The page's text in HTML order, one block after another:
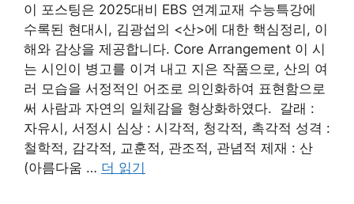
이 포스팅은 2025대비 EBS 연계교재 수능특강에
수록된 현대시, 김광섭의 <산>에 대한 핵심정리, 이
해와 감상을 제공합니다. Core Arrangement 이 시
는 시인이 병고를 이겨 내고 지은 작품으로, 산의 여
러 모습을 서정적인 어조로 의인화하여 표현함으로
써 사람과 자연의 일체감을 형상화하였다. 갈래 :
자유시, 서정시 심상 : 시각적, 청각적, 촉각적 성격 :
철학적, 감각적, 교훈적, 관조적, 관념적 제재 : 산
(아름다움 … 더 읽기